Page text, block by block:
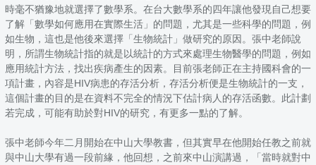
時毫不猶豫地就選擇了數學系。在台大數學系的四年讓他發現自己想要
了解「數學如何應用在實際生活」的問題，尤其是一些科學的問題，例
如生物，這也是他後來選擇「生物統計」做研究的原因。張中老師說
明，所謂生物統計指的就是以統計的方式來處理生物醫學的問題，例如
應用統計方法，找出疾病產生的因素。目前張老師正在主持國科會的一
項計畫，內容是HIV病患的存活分析，存活分析便是生物統計的一支，
這個計畫的目的是在資料不完全的情況下估計病人的存活函數。此計劃
若完成，可能有助於對HIV的研究，有更多一點的了解。
張中老師今年二月開始在中山大學教書，但其實早在他開始任教之前就
與中山大學有過一段前緣，他回想，之前來中山演講過，「當時就對中